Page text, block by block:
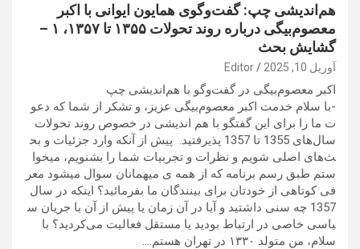
هم‌اندیشی چپ: گفت‌وگوی همایون ایوانی با اکبر
معصوم‌بیگی درباره روند تحولات ۱۳۵۵ تا ۱۳۵۷، ۱ –
گشایش بحث
آوریل 10, 2025 Editor
اکبر معصوم‌بیگی در گفت‌وگو با هم‌اندیشی چپ
-با سلام خدمت اکبر معصوم‌بیگی عزیز، و تشکر از شما که دعو
ت ما را برای این گفتگو با هم اندیشی در خصوص روند تحولات
سال‌های 1355 تا 1357 پذیرفتید. پیش از آنکه وارد جزئیات و بح
ث‌های اصلی شویم و نظرات و تجربیات شما را بشنویم، میخوا
ستم طبق رسم برنامه که از همه ی میهمانان سوال میشود معر
فی کوتاهی از خودتان برای بینندگان ما بفرمائید؟ اینکه در سال
1357 چه سنی داشتید و آیا در آن زمان یا پیش از آن با جریان س
یاسی خاصی در ارتباط بودید یا مستقل فعالیت می‌کردید؟ با
سلام، من متولد ۱۳۳۰ در تهران هستم.…